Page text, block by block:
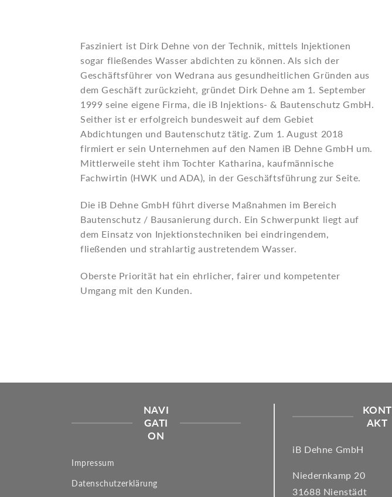
Fasziniert ist Dirk Dehne von der Technik, mittels Injektionen
sogar fließendes Wasser abdichten zu können. Als sich der
Geschäftsführer von Wedrana aus gesundheitlichen Gründen aus
dem Geschäft zurückzieht, gründet Dirk Dehne am 1. September
1999 seine eigene Firma, die iB Injektions- & Bautenschutz GmbH.
Seither ist er erfolgreich bundesweit auf dem Gebiet
Abdichtungen und Bautenschutz tätig. Zum 1. August 2018
firmiert er sein Unternehmen auf den Namen iB Dehne GmbH um.
Mittlerweile steht ihm Tochter Katharina, kaufmännische
Fachwirtin (HWK und ADA), in der Geschäftsführung zur Seite.
Die iB Dehne GmbH führt diverse Maßnahmen im Bereich
Bautenschutz / Bausanierung durch. Ein Schwerpunkt liegt auf
dem Einsatz von Injektionstechniken bei eindringendem,
fließenden und strahlartig austretendem Wasser.
Oberste Priorität hat ein ehrlicher, fairer und kompetenter
Umgang mit den Kunden.
NAVI
GATI
ON
Impressum
Datenschutzerklärung
KONT
AKT
iB Dehne GmbH
Niedernkamp 20
31688 Nienstädt